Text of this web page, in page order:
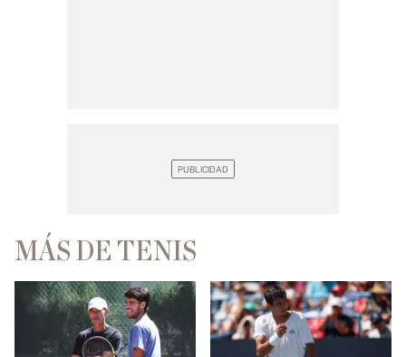
MÁS DE TENIS